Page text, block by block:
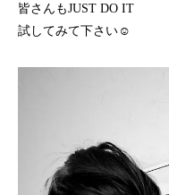
皆さんもJUST DO IT
試してみて下さい☺️